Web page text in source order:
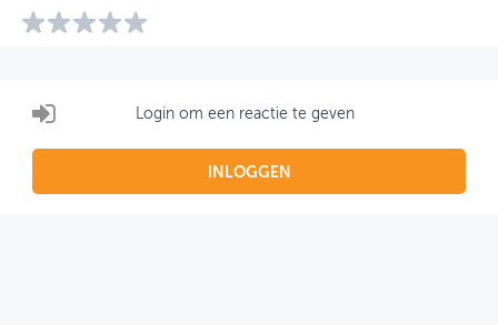
Login om een reactie te geven
INLOGGEN